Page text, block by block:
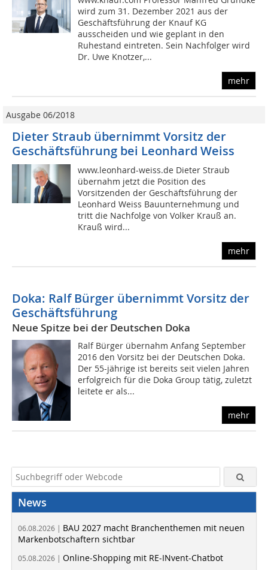
wird zum 31. Dezember 2021 aus der
Geschäftsführung der Knauf KG
ausscheiden und wie geplant in den
Ruhestand eintreten. Sein Nachfolger wird
Dr. Uwe Knotzer,...
mehr
Ausgabe 06/2018
Dieter Straub übernimmt Vorsitz der
Geschäftsführung bei Leonhard Weiss
www.leonhard-weiss.de Dieter Straub
übernahm jetzt die Position des
Vorsitzenden der Geschäftsführung der
Leonhard Weiss Bauunternehmung und
tritt die Nachfolge von Volker Krauß an.
Krauß wird...
mehr
Doka: Ralf Bürger übernimmt Vorsitz der
Geschäftsführung
Neue Spitze bei der Deutschen Doka
Ralf Bürger übernahm Anfang September
2016 den Vorsitz bei der Deutschen Doka.
Der 55-jährige ist bereits seit vielen Jahren
erfolgreich für die Doka Group tätig, zuletzt
leitete er als...
mehr
News
06.08.2026 | BAU 2027 macht Branchenthemen mit neuen
Markenbotschaftern sichtbar
05.08.2026 | Online-Shopping mit RE-INvent-Chatbot